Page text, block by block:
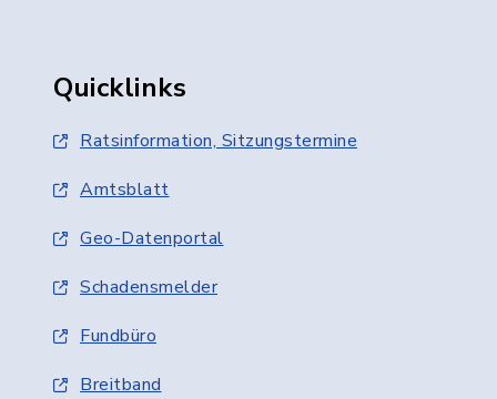
Quicklinks
Ratsinformation, Sitzungstermine
Amtsblatt
Geo-Datenportal
Schadensmelder
Fundbüro
Breitband